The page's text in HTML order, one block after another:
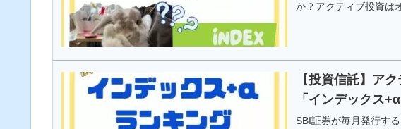
か？アクティブ投資は
【投資信託】ア
「インデックス
SBI証券が毎月発行す